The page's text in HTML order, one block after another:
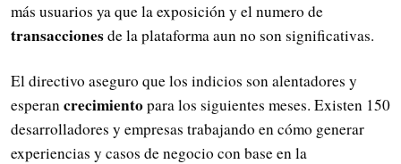
más usuarios ya que la exposición y el numero de
transaccionesde la plataforma aun no son significativas.
El directivo aseguro que los indicios son alentadores y
esperan crecimientopara los siguientes meses. Existen 150
desarrolladores y empresas trabajando en cómo generar
experiencias y casos de negocio con base en la